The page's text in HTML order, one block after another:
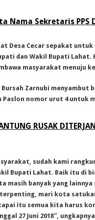
Nama Sekretaris PPS
Desa Cecar sepakat untuk
dan Wakil Bupati Lahat.
masyarakat menuju
Zarnubi menyambut
Paslon nomor urut 4 untuk
RUSAK
sudah kami
Bupati Lahat. Baik itu di
masih banyak yang
terpenting, mari kota
itu semua kita harus
27 Juni 2018″,